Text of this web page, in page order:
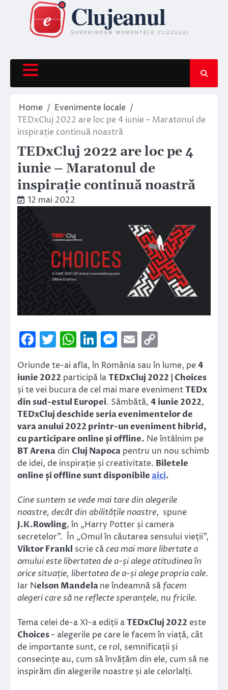
content
Home
Evenimente locale
TEDxCluj 2022 are loc pe 4 iunie – Maratonul de
inspirație continuă noastră
TEDxCluj 2022 are loc pe 4
iunie – Maratonul de
inspirație continuă noastră
12 mai 2022
Facebook
Twitter
WhatsApp
LinkedIn
Messenger
Email
Link
Oriunde te-ai afla, în România sau în lume, pe4
iunie 2022 participă laTEDxCluj 2022 | Choices
și te vei bucura de cel mai mare evenimentTEDx
din sud-estul Europei. Sâmbătă, 4 iunie 2022,
TEDxCluj deschide seria evenimentelor de
vara anului 2022 printr-un eveniment hibrid,
cu participare online și offline. Ne întâlnim pe
BT Arena din Cluj Napoca pentru un nou schimb
de idei, de inspirație și creativitate. Biletele
online și offline sunt disponibileaici.
Cine suntem se vede mai tare din alegerile
noastre, decât din abilitățile noastre, spune
J.K.Rowling, în „Harry Potter și camera
secretelor”. În „Omul în căutarea sensului vieții”,
Viktor Frankl scrie căcea mai mare libertate a
omului este libertatea de a-și alege atitudinea în
orice situație, libertatea de a-și alege propria cale.
Iar Nelson Mandelane îndeamnă să facem
alegeri care să ne reflecte speranțele, nu fricile.
Tema celei de-a XI-a ediții aTEDxCluj 2022 este
Choices– alegerile pe care le facem în viață, cât
de importante sunt, ce rol, semnificații și
consecințe au, cum să învățăm din ele, cum să ne
inspirăm din alegerile noastre și ale celorlalți.